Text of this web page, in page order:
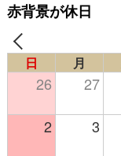
赤背景が休日
日 月
26 27
2 3